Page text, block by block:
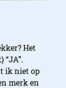
Het
ik niet op
merk en